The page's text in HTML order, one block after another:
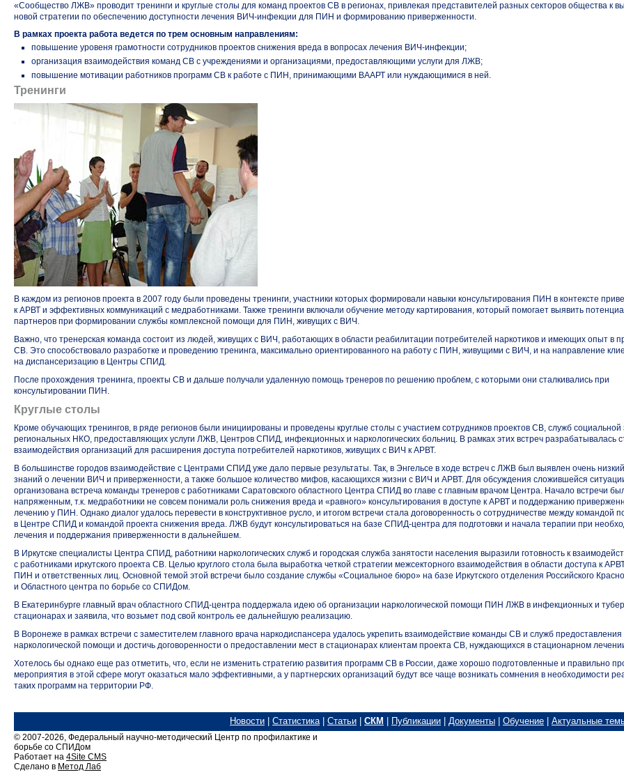
«Сообщество ЛЖВ» проводит тренинги и круглые столы для команд проектов СВ в регионах, привлекая представителей разных секторов общества к
новой стратегии по обеспечению доступности лечения ВИЧ-инфекции для ПИН и формированию приверженности.
В рамках проекта работа ведется по трем основным направлениям:
повышение уровеня грамотности сотрудников проектов снижения вреда в вопросах лечения ВИЧ-инфекции;
организация взаимодействия команд СВ с учреждениями и организациями, предоставляющими услуги для ЛЖВ;
повышение мотивации работников программ СВ к работе с ПИН, принимающими ВААРТ или нуждающимися в ней.
Тренинги
В каждом из регионов проекта в 2007 году были проведены тренинги, участники которых формировали навыки консультирования ПИН в контексте
к АРВТ и эффективных коммуникаций с медработниками. Также тренинги включали обучение методу картирования, который помогает выявить
партнеров при формировании службы комплексной помощи для ПИН, живущих с ВИЧ.
Важно, что тренерская команда состоит из людей, живущих с ВИЧ, работающих в области реабилитации потребителей наркотиков и имеющих опыт в
СВ. Это способствовало разработке и проведению тренинга, максимально ориентированного на работу с ПИН, живущими с ВИЧ, и на направление
на диспансеризацию в Центры СПИД.
После прохождения тренинга, проекты СВ и дальше получали удаленную помощь тренеров по решению проблем, с которыми они сталкивались при
консультировании ПИН.
Круглые столы
Кроме обучающих тренингов, в ряде регионов были инициированы и проведены круглые столы с участием сотрудников проектов СВ, служб
региональных НКО, предоставляющих услуги ЛЖВ, Центров СПИД, инфекционных и наркологических больниц. В рамках этих встреч разрабатывалась
взаимодействия организаций для расширения доступа потребителей наркотиков, живущих с ВИЧ к АРВТ.
В большинстве городов взаимодействие с Центрами СПИД уже дало первые результаты. Так, в Энгельсе в ходе встреч с ЛЖВ был выявлен очень
знаний о лечении ВИЧ и приверженности, а также большое количество мифов, касающихся жизни с ВИЧ и АРВТ. Для обсуждения сложившейся
организована встреча команды тренеров с работниками Саратовского областного Центра СПИД во главе с главным врачом Центра. Начало встречи
напряженным, т.к. медработники не совсем понимали роль снижения вреда и «равного» консультирования в доступе к АРВТ и поддержанию
лечению у ПИН. Однако диалог удалось перевести в конструктивное русло, и итогом встречи стала договоренность о сотрудничестве между командой
в Центре СПИД и командой проекта снижения вреда. ЛЖВ будут консультироваться на базе СПИД-центра для подготовки и начала терапии при
лечения и поддержания приверженности в дальнейшем.
В Иркутске специалисты Центра СПИД, работники наркологических служб и городская служба занятости населения выразили готовность к
с работниками иркутского проекта СВ. Целью круглого стола была выработка четкой стратегии межсекторного взаимодействия в области доступа к
ПИН и ответственных лиц. Основной темой этой встречи было создание службы «Социальное бюро» на базе Иркутского отделения Российского
и Областного центра по борьбе со СПИДом.
В Екатеринбурге главный врач областного СПИД-центра поддержала идею об организации наркологической помощи ПИН ЛЖВ в инфекционных и
стационарах и заявила, что возьмет под свой контроль ее дальнейшую реализацию.
В Воронеже в рамках встречи с заместителем главного врача наркодиспансера удалось укрепить взаимодействие команды СВ и служб предоставления
наркологической помощи и достичь договоренности о предоставлении мест в стационарах клиентам проекта СВ, нуждающихся в стационарном
Хотелось бы однако еще раз отметить, что, если не изменить стратегию развития программ СВ в России, даже хорошо подготовленные и правильно
мероприятия в этой сфере могут оказаться мало эффективными, а у партнерских организаций будут все чаще возникать сомнения в необходимости
таких программ на территории РФ.
Новости Статистика| Статьи СКМ Публикации Документы Обучение Актуальные
© 2007-2026, Федеральный научно-методический Центр по профилактике и
борьбе со СПИДом
Работает на 4Site CMS
Сделано в Метод Лаб